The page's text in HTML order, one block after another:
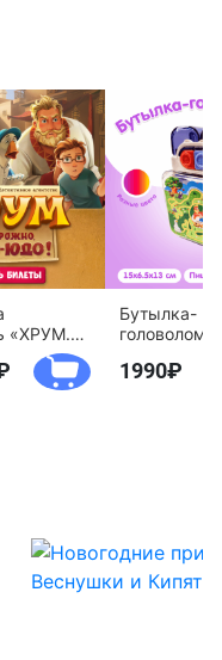
«ХРУМ.
Чудо-
Бутылка-
агентство
1990